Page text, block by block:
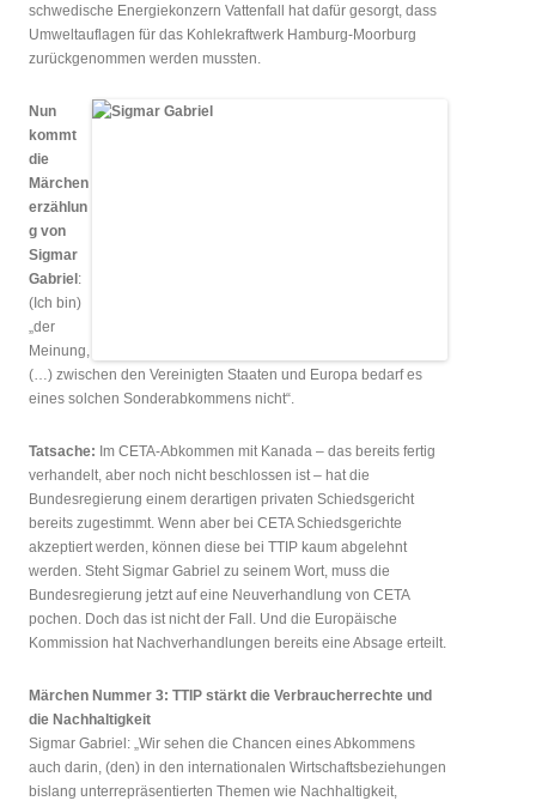
schwedische Energiekonzern Vattenfall hat dafür gesorgt, dass
Umweltauflagen für das Kohlekraftwerk Hamburg-Moorburg
zurückgenommen werden mussten.
Nun
kommt
die
Märchen
erzählun
g von
Sigmar
Gabriel :
(Ich bin)
„der
Meinung,
(…) zwischen den Vereinigten Staaten und Europa bedarf es
eines solchen Sonderabkommens nicht“.
Tatsache: Im CETA-Abkommen mit Kanada – das bereits fertig
verhandelt, aber noch nicht beschlossen ist – hat die
Bundesregierung einem derartigen privaten Schiedsgericht
bereits zugestimmt. Wenn aber bei CETA Schiedsgerichte
akzeptiert werden, können diese bei TTIP kaum abgelehnt
werden. Steht Sigmar Gabriel zu seinem Wort, muss die
Bundesregierung jetzt auf eine Neuverhandlung von CETA
pochen. Doch das ist nicht der Fall. Und die Europäische
Kommission hat Nachverhandlungen bereits eine Absage erteilt.
Märchen Nummer 3: TTIP stärkt die Verbraucherrechte und
die Nachhaltigkeit
Sigmar Gabriel: „Wir sehen die Chancen eines Abkommens
auch darin, (den) in den internationalen Wirtschaftsbeziehungen
bislang unterrepräsentierten Themen wie Nachhaltigkeit,